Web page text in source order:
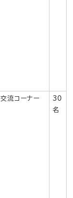
交流コーナー
30
名